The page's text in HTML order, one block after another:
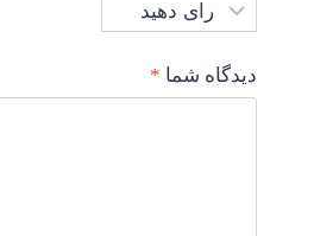
دیدگاه شما *